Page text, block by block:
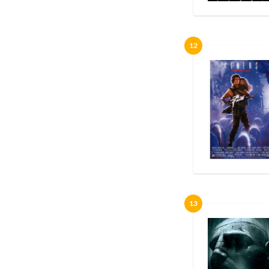
12
13